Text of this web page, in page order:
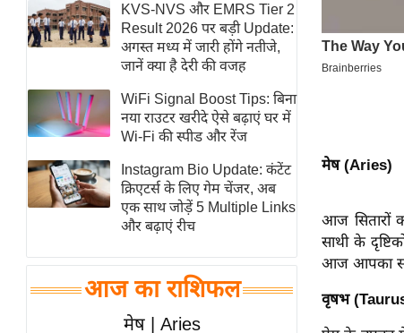
रिलेशनशिप
राजनीति
विश्लेषण
समसामयिक
मातृभूमि
स्तंभ
एम.
आर.
चाय पर
समीक्षा
KVS-NVS और EMRS Tier 2
Result 2026 पर बड़ी Update:
अगस्त मध्य में जारी होंगे नतीजे,
जानें क्या है देरी की वजह
WiFi Signal Boost Tips: बिना
नया राउटर खरीदे ऐसे बढ़ाएं घर में
Wi-Fi की स्पीड और रेंज
Instagram Bio Update: कंटेंट
क्रिएटर्स के लिए गेम चेंजर, अब
एक साथ जोड़ें 5 Multiple Links
और बढ़ाएं रीच
आज का राशिफल
मेष | Aries
मेष (Aries)
आज सितारों
साथी के
आज आपका सबसे
वृषभ